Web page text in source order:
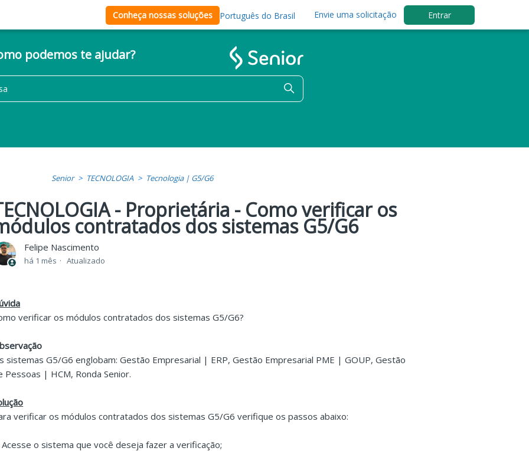
Conheça nossas soluções Português do Brasil Envie uma solicitação Entrar
podemos te ajudar?
Senior TECNOLOGIA Tecnologia | G5/G6
- Proprietária - Como verificar os
contratados dos sistemas G5/G6
Felipe Nascimento
há 1 mês Atualizado
verificar os módulos contratados dos sistemas G5/G6?
sistemas G5/G6 englobam: Gestão Empresarial | ERP, Gestão Empresarial PME | GOUP, Gestão
Pessoas | HCM, Ronda Senior.
verificar os módulos contratados dos sistemas G5/G6 verifique os passos abaixo:
Acesse o sistema que você deseja fazer a verificação;